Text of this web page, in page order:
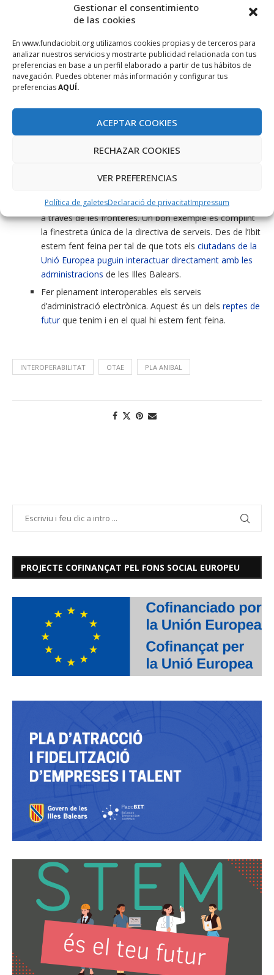
Gestionar el consentimiento
de las cookies
En www.fundaciobit.org utilizamos cookies propias y de terceros para
analizar nuestros servicios y mostrarte publicidad relacionada con tus
preferencias en base a un perfil elaborado a partir de tus hábitos de
navegación. Puedes obtener más información y configurar tus
preferenciasAQUÍ.
ACEPTAR COOKIES
RECHAZAR COOKIES
VER PREFERENCIAS
Política de galetesDeclaració de privacitatImpressum
de punts referents a l’administració digital, ja que es
administració participativa, oberta, transparent, reduiran
costos, estalviaran temps i ajudaran a mitigar els riscos del
canvi climàtic.
S’ha d’aconseguir pel 2015 tenir uns serveis
mesures per evitar requisits tècnics innecessaris que
S’ha de treballar per a que els serveis públics funcionin
a través de les fronteres. Un bon exemple és complint
la finestreta única de la directiva de serveis. Des de l’Ibit
estem fent feina per tal de que tots els ciutadans de la
Unió Europea puguin interactuar directament amb les
administracions de les Illes Balears.
Fer plenament interoperables els serveis
d’administració electrònica. Aquest és un dels reptes de
futurque tenim i en el qual hi estem fent feina.
INTEROPERABILITAT OTAE PLA ANIBAL
PROJECTE COFINANÇAT PEL FONS SOCIAL EUROPEU